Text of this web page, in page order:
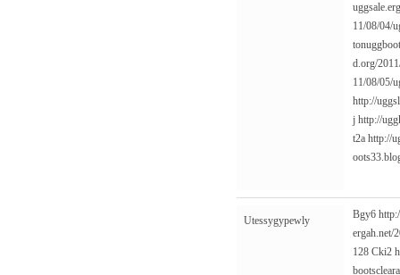
11/08/04/
d.org/
11/08/05/
http://
j http://
t2a http://
Utessygypewly Bgy6
ergah.net/
128 Cki2